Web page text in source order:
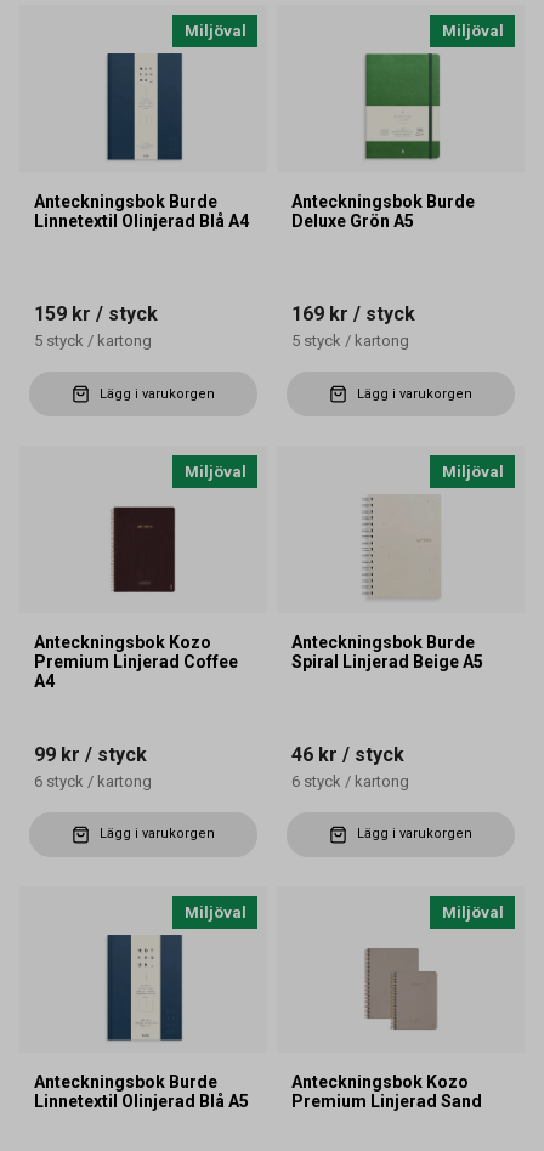
Miljöval
Anteckningsbok Burde
Linnetextil Olinjerad Blå A4
159 kr / styck
5 styck / kartong
Lägg i varukorgen
Miljöval
Anteckningsbok Burde
Deluxe Grön A5
169 kr / styck
5 styck / kartong
Lägg i varukorgen
Miljöval
Anteckningsbok Kozo
Premium Linjerad Coffee
A4
99 kr / styck
6 styck / kartong
Lägg i varukorgen
Miljöval
Anteckningsbok Burde
Spiral Linjerad Beige A5
46 kr / styck
6 styck / kartong
Lägg i varukorgen
Miljöval
Anteckningsbok Burde
Linnetextil Olinjerad Blå A5
Miljöval
Anteckningsbok Kozo
Premium Linjerad Sand